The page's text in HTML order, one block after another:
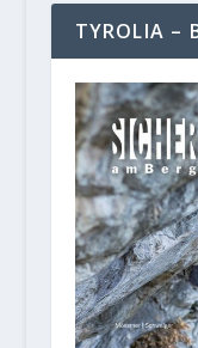
TYROLIA –